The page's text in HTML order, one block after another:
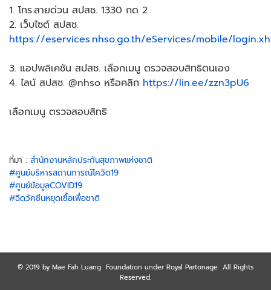
1. โทร.สายด่วน สปสช. 1330 กด 2
2. เว็บไซต์ สปสช.
https://eservices.nhso.go.th/eServices/mobile/
3. แอปพลิเคชัน สปสช. เลือกเมนู ตรวจสอบสิทธิตนเอง
4. ไลน์ สปสช. @nhso หรือคลิก https://lin.ee/zzn3pU6
เลือกเมนู ตรวจสอบสิทธิ
ที่มา :สำนักงานหลักประกันสุขภาพแห่งชาติ
#ศูนย์บริหารสถานการณ์โควิด19
#ศูนย์ข้อมูลCOVID19
#ฉีดวัคซีนหยุดเชื้อเพื่อชาติ
© 2019 by Mae Fah Luang Foundation under Royal Partonage All Rights
Reserved.